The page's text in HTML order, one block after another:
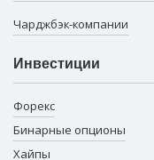
Чарджбэк-компании
Инвестиции
Форекс
Бинарные опционы
Хайпы